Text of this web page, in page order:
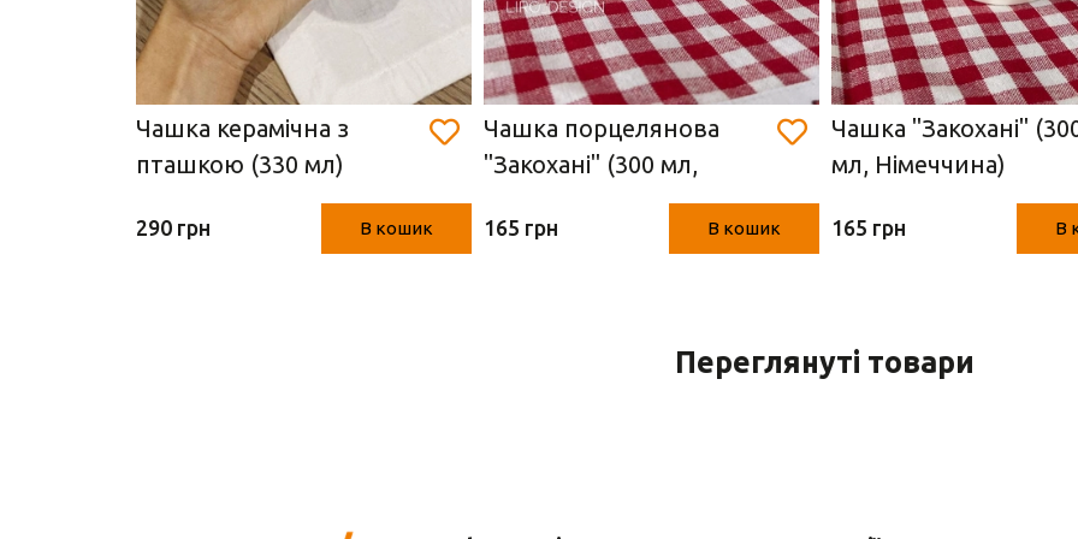
Чашка керамічна з
пташкою (330 мл)
290 грн В кошик
Чашка порцелянова
"Закохані" (300 мл,
165 грн В кошик
Чашка "Закохані"
мл, Німеччина)
165 грн В
Переглянуті товари